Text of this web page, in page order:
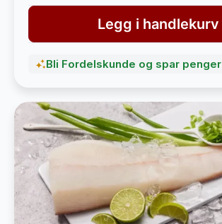
Legg i handlekurv
Bli Fordelskunde og spar penger